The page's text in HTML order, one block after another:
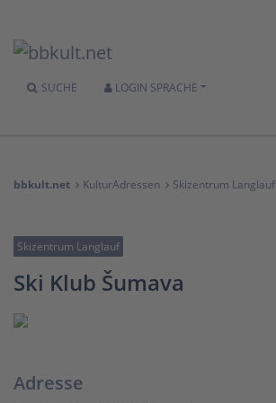
SUCHE LOGIN SPRACHE
bbkult.net KulturAdressen Skizentrum Langlauf
Skizentrum Langlauf
Ski Klub Šumava
Adresse